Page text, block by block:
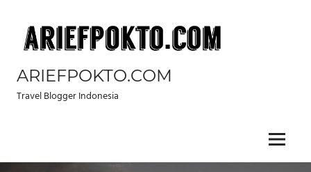
content
ARIEFPOKTO.COM
Travel Blogger Indonesia
Menu